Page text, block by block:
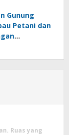
Gunung
Petani dan
Ruas yang